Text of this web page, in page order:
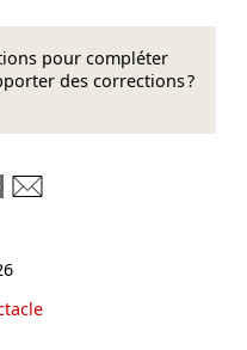
pour compléter
des corrections ?
LinkedIn
sur Mastodon
sur Bluesky
Partager sur Facebook